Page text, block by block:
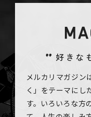
メルカリマガジン
く」をテーマにし
す。いろいろな方